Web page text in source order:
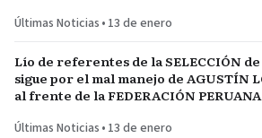
Últimas Noticias • 13 de enero
Lío de referentes de la SELECCIÓN de
sigue por el mal manejo de AGUSTÍN
al frente de la FEDERACIÓN
Últimas Noticias • 13 de enero